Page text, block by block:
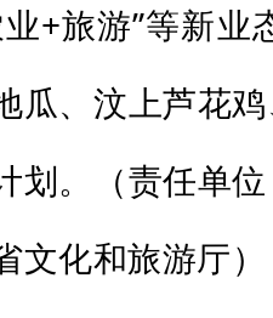
+旅游”等新
瓜、汶上芦花
划。（责任单
文化和旅游厅）